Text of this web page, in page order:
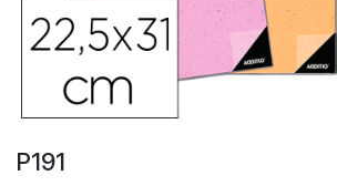
P191